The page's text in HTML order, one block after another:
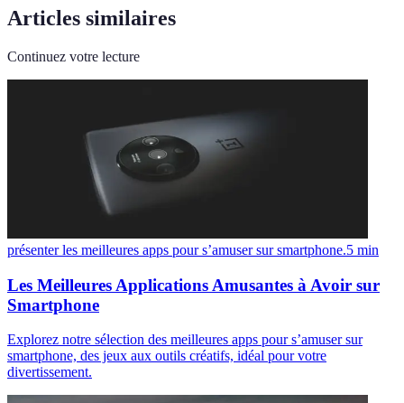
Articles similaires
Continuez votre lecture
présenter les meilleures apps pour s’amuser sur smartphone.5 min
Les Meilleures Applications Amusantes à Avoir sur
Smartphone
Explorez notre sélection des meilleures apps pour s’amuser sur
smartphone, des jeux aux outils créatifs, idéal pour votre
divertissement.